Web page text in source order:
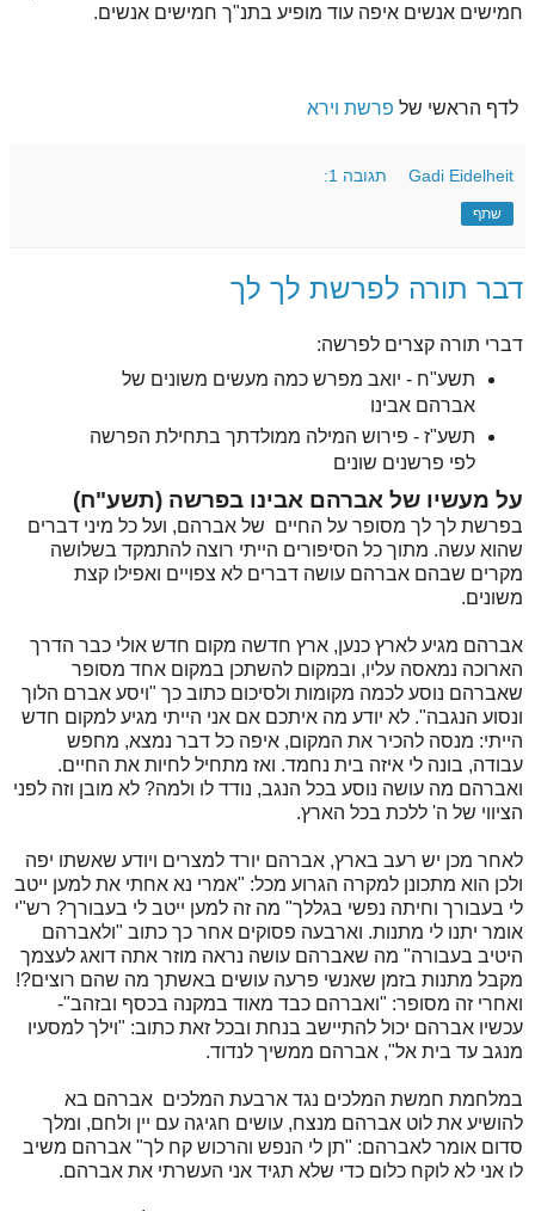
חמישים אנשים איפה עוד מופיע בתנ"ך חמישים אנשים.
לדף הראשי של פרשת וירא
Gadi Eidelheit תגובה 1:
שתף
דבר תורה לפרשת לך לך
דברי תורה קצרים לפרשה:
תשע"ח - יואב מפרש כמה מעשים משונים של
אברהם אבינו
תשע"ז - פירוש המילה ממולדתך בתחילת הפרשה
לפי פרשנים שונים
על מעשיו של אברהם אבינו בפרשה (תשע"ח)
בפרשת לך לך מסופר על החיים של אברהם, ועל כל מיני דברים
שהוא עשה. מתוך כל הסיפורים הייתי רוצה להתמקד בשלושה
מקרים שבהם אברהם עושה דברים לא צפויים ואפילו קצת
משונים.
אברהם מגיע לארץ כנען, ארץ חדשה מקום חדש אולי כבר הדרך
הארוכה נמאסה עליו, ובמקום להשתכן במקום אחד מסופר
שאברהם נוסע לכמה מקומות ולסיכום כתוב כך "ויסע אברם הלוך
ונסוע הנגבה". לא יודע מה איתכם אם אני הייתי מגיע למקום חדש
הייתי: מנסה להכיר את המקום, איפה כל דבר נמצא, מחפש
עבודה, בונה לי איזה בית נחמד. ואז מתחיל לחיות את החיים.
ואברהם מה עושה נוסע בכל הנגב, נודד לו ולמה? לא מובן וזה לפני
הציווי של ה' ללכת בכל הארץ.
לאחר מכן יש רעב בארץ, אברהם יורד למצרים ויודע שאשתו יפה
ולכן הוא מתכונן למקרה הגרוע מכל: "אמרי נא אחתי את למען ייטב
לי בעבורך וחיתה נפשי בגללך" מה זה למען ייטב לי בעבורך? רש"י
אומר יתנו לי מתנות. וארבעה פסוקים אחר כך כתוב "ולאברהם
היטיב בעבורה" מה שאברהם עושה נראה מוזר אתה דואג לעצמך
מקבל מתנות בזמן שאנשי פרעה עושים באשתך מה שהם רוצים?!
ואחרי זה מסופר: "ואברהם כבד מאוד במקנה בכסף ובזהב"-
עכשיו אברהם יכול להתיישב בנחת ובכל זאת כתוב: "וילך למסעיו
מנגב עד בית אל", אברהם ממשיך לנדוד.
במלחמת חמשת המלכים נגד ארבעת המלכים אברהם בא
להושיע את לוט אברהם מנצח, עושים חגיגה עם יין ולחם, ומלך
סדום אומר לאברהם: "תן לי הנפש והרכוש קח לך" אברהם משיב
לו אני לא לוקח כלום כדי שלא תגיד אני העשרתי את אברהם.